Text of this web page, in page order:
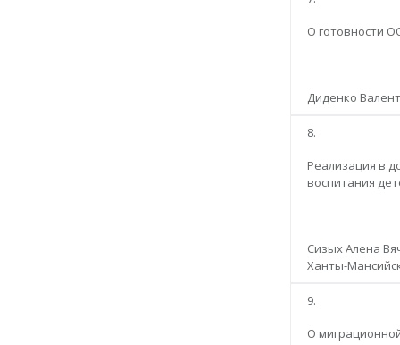
О готовности
Диденко
8.
Реализация в
воспитания
Сизых Алена
Ханты-
9.
О